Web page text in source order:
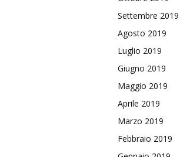
Settembre 2019
Agosto 2019
Luglio 2019
Giugno 2019
Maggio 2019
Aprile 2019
Marzo 2019
Febbraio 2019